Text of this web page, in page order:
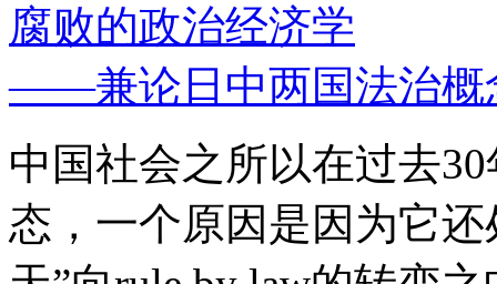
腐败的政治经济学
——兼论日中两国法治概
中国社会之所以在过去
态，一个原因是因为它